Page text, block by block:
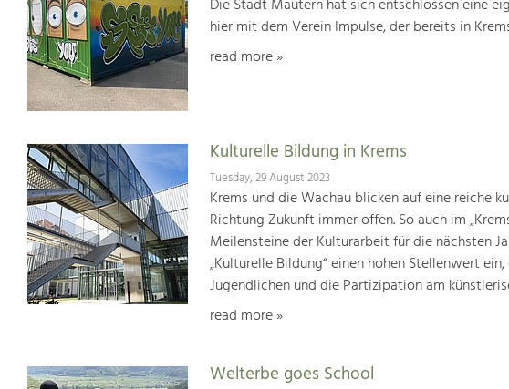
Die Stadt Mautern hat sich entschlossen eine
hier mit dem Verein Impulse, der bereits in
read more »
Kulturelle Bildung in Krems
Tuesday, 29 August 2023
Krems und die Wachau blicken auf eine reiche
Richtung Zukunft immer offen. So auch im
Meilensteine der Kulturarbeit für die nächsten
„Kulturelle Bildung“ einen hohen Stellenwert
Jugendlichen und die Partizipation am
read more »
Welterbe goes School